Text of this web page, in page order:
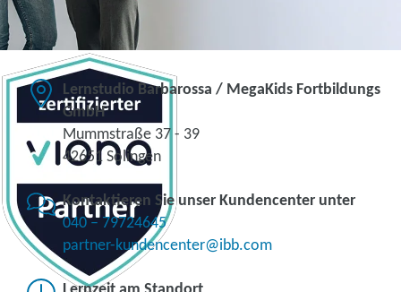
Lernstudio Barbarossa / MegaKids Fortbildungs
GmbH
Mummstraße 37 - 39
42651 Solingen
Kontaktieren Sie unser Kundencenter unter
040 – 79724645
partner-kundencenter@ibb.com